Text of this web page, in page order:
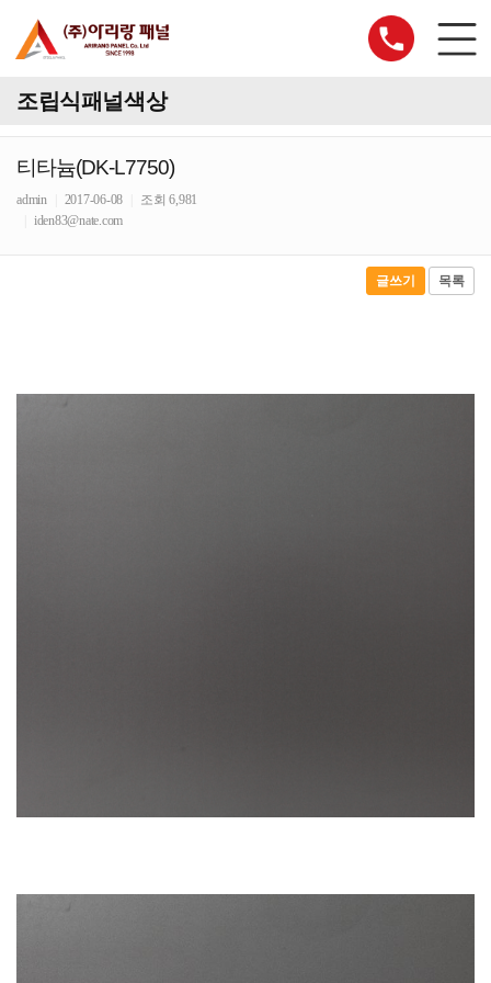
조립식패널색상
티타늄(DK-L7750)
admin 2017-06-08
조회 6,981
iden83@nate.com
글쓰기 목록